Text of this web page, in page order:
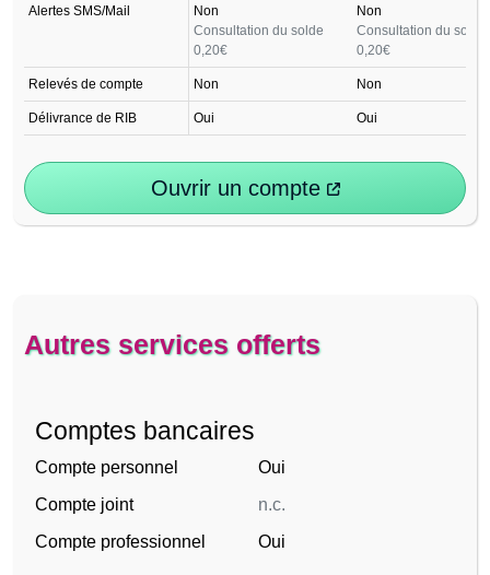
Alertes SMS/Mail
Non
Consultation du solde
0,20€
Non
Consultation du solde
0,20€
Relevés de compte Non Non
Délivrance de RIB Oui Oui
Ouvrir un compte
Autres services offerts
Comptes bancaires
Compte personnel
Oui
Compte joint
n.c.
Compte professionnel
Oui